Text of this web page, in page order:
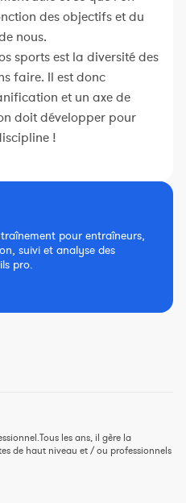
des objectifs et du
nous.
sports est la diversité des
faire. Il est donc
et un axe de
doit développer pour
!
pour entraîneurs,
suivi et analyse des
pro.
les ans, il gère la
de haut niveau et / ou professionnels